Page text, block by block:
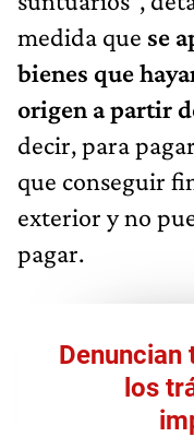
medida que se
bienes que
origen a partir
decir, para
que conseguir
exterior y no
pagar.
Denuncian
los